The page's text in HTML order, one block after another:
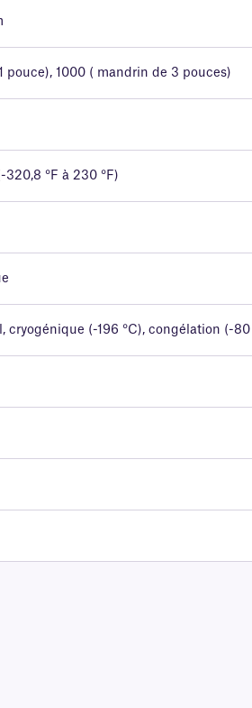
pouce), 1000 ( mandrin de 3 pouces)
320,8 °F à 230 °F)
cryogénique (-196 °C), congélation (-80